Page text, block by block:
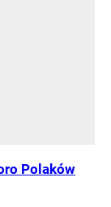
Polaków